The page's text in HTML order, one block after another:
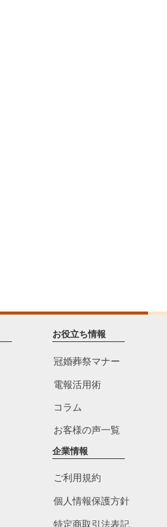
お役立ち情報
冠婚葬祭マナー
電報活用術
コラム
お客様の声一覧
企業情報
ご利用規約
個人情報保護方針
特定商取引法表記